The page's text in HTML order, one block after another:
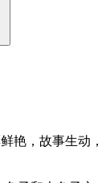
艳，故事生动，